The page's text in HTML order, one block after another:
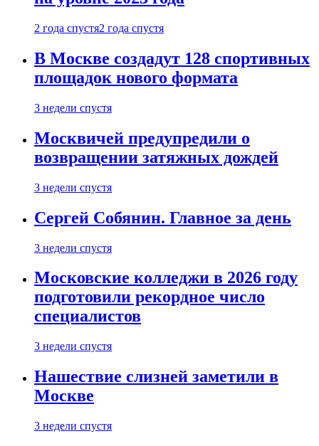
2 года спустя2 года спустя
В Москве создадут 128 спортивных
площадок нового формата
3 недели спустя
Москвичей предупредили о
возвращении затяжных дождей
3 недели спустя
Сергей Собянин. Главное за день
3 недели спустя
Московские колледжи в 2026 году
подготовили рекордное число
специалистов
3 недели спустя
Нашествие слизней заметили в
Москве
3 недели спустя